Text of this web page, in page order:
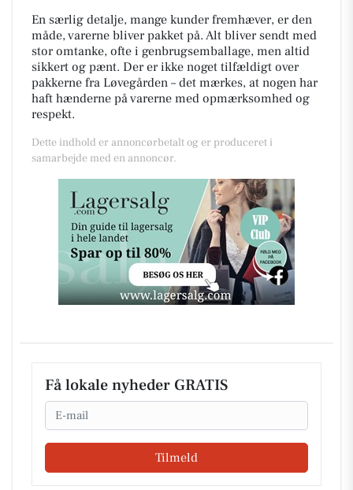
En særlig detalje, mange kunder fremhæver, er den
måde, varerne bliver pakket på. Alt bliver sendt med
stor omtanke, ofte i genbrugsemballage, men altid
sikkert og pænt. Der er ikke noget tilfældigt over
pakkerne fra Løvegården – det mærkes, at nogen har
haft hænderne på varerne med opmærksomhed og
respekt.
Dette indhold er annoncørbetalt og er produceret i
samarbejde med en annoncør.
Få lokale nyheder GRATIS
Email
Tilmeld